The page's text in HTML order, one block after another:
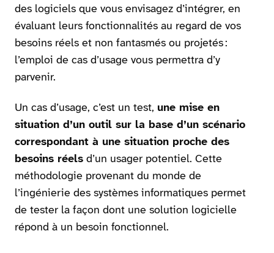
des logiciels que vous envisagez d’intégrer, en
évaluant leurs fonctionnalités au regard de vos
besoins réels et non fantasmés ou projetés :
l’emploi de cas d’usage vous permettra d’y
parvenir.
Un cas d’usage, c’est un test, une mise en
situation d’un outil sur la base d’un scénario
correspondant à une situation proche des
besoins réels d’un usager potentiel. Cette
méthodologie provenant du monde de
l’ingénierie des systèmes informatiques permet
de tester la façon dont une solution logicielle
répond à un besoin fonctionnel.